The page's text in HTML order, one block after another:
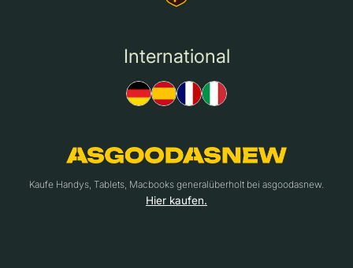
International
Kaufe Handys, Tablets, Macbooks generalüberholt bei asgoodasnew.
Hier kaufen.